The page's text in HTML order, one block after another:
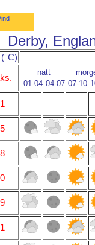
Derby,
natt
01-04 04-07 07-10